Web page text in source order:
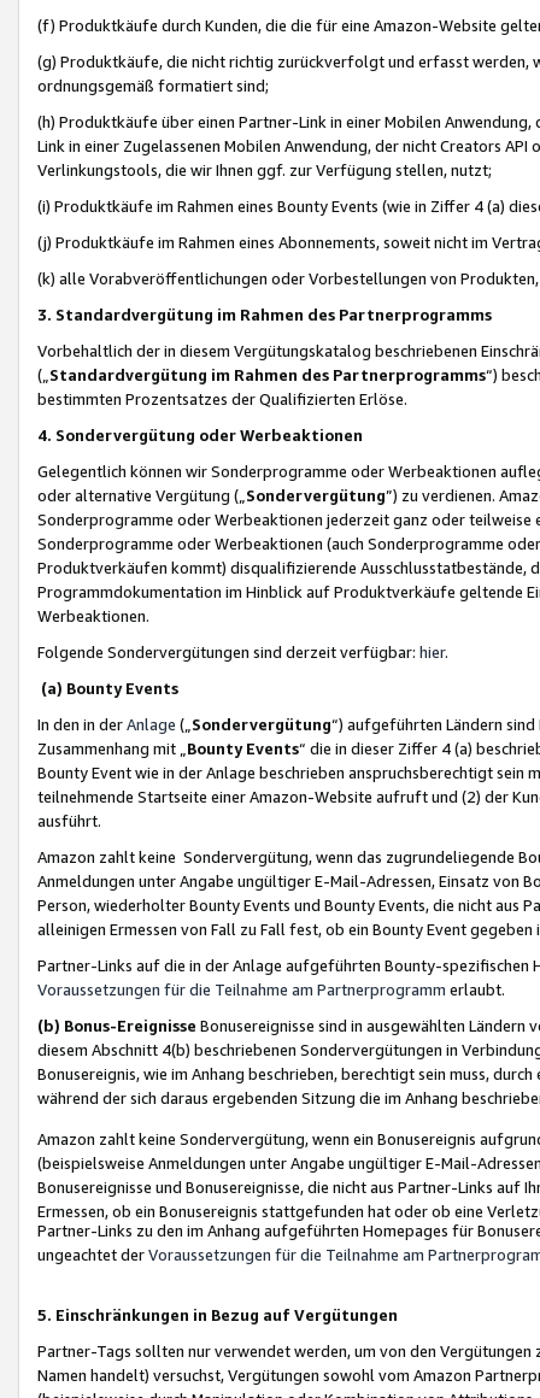
(f) Produktkäufe durch Kunden, die die für eine Amazon-Website
(g) Produktkäufe, die nicht richtig zurückverfolgt und erfasst werden,
ordnungsgemäß formatiert sind;
(h) Produktkäufe über einen Partner-Link in einer Mobilen
Link in einer Zugelassenen Mobilen Anwendung, der nicht Creators
Verlinkungstools, die wir Ihnen ggf. zur Verfügung stellen, nutzt;
(i) Produktkäufe im Rahmen eines Bounty Events (wie in Ziffer 4 (a)
(j) Produktkäufe im Rahmen eines Abonnements, soweit nicht im
(k) alle Vorabveröffentlichungen oder Vorbestellungen von
3. Standardvergütung im Rahmen des Partnerprogramms
Vorbehaltlich der in diesem Vergütungskatalog beschriebenen
(„ Standardvergütung im Rahmen des Partnerprogramms“)
bestimmten Prozentsatzes der Qualifizierten Erlöse.
4. Sondervergütung oder Werbeaktionen
Gelegentlich können wir Sonderprogramme oder Werbeaktionen
oder alternative Vergütung („ Sondervergütung”) zu verdienen.
Sonderprogramme oder Werbeaktionen jederzeit ganz oder
Sonderprogramme oder Werbeaktionen (auch Sonderprogramme
Produktverkäufen kommt) disqualifizierende Ausschlusstatbestände,
Programmdokumentation im Hinblick auf Produktverkäufe geltende
Werbeaktionen.
Folgende Sondervergütungen sind derzeit verfügbar: hier.
(a) Bounty Events
In den in derAnlage („ Sondervergütung“) aufgeführten Ländern
Zusammenhang mit „ Bounty Events“ die in dieser Ziffer 4 (a)
Bounty Event wie in der Anlage beschrieben anspruchsberechtigt sein
teilnehmende Startseite einer Amazon-Website aufruft und (2) der
ausführt.
Amazon zahlt keine Sondervergütung, wenn das zugrundeliegende
Anmeldungen unter Angabe ungültiger E-Mail-Adressen, Einsatz von
Person, wiederholter Bounty Events und Bounty Events, die nicht
alleinigen Ermessen von Fall zu Fall fest, ob ein Bounty Event
Partner-Links auf die in der Anlage aufgeführten Bounty-spezifischen
Voraussetzungen für die Teilnahme am Partnerprogramm erlaubt.
(b) Bonus-Ereignisse Bonusereignisse sind in ausgewählten Ländern
diesem Abschnitt 4(b) beschriebenen Sondervergütungen in
Bonusereignis, wie im Anhang beschrieben, berechtigt sein muss,
während der sich daraus ergebenden Sitzung die im Anhang
Amazon zahlt keine Sondervergütung, wenn ein Bonusereignis
(beispielsweise Anmeldungen unter Angabe ungültiger E-Mail-
Bonusereignisse und Bonusereignisse, die nicht aus Partner-Links auf
Ermessen, ob ein Bonusereignis stattgefunden hat oder ob eine
Partner-Links zu den im Anhang aufgeführten Homepages für
ungeachtet derVoraussetzungen für die Teilnahme am
5. Einschränkungen in Bezug auf Vergütungen
Partner-Tags sollten nur verwendet werden, um von den
Namen handelt) versuchst, Vergütungen sowohl vom Amazon